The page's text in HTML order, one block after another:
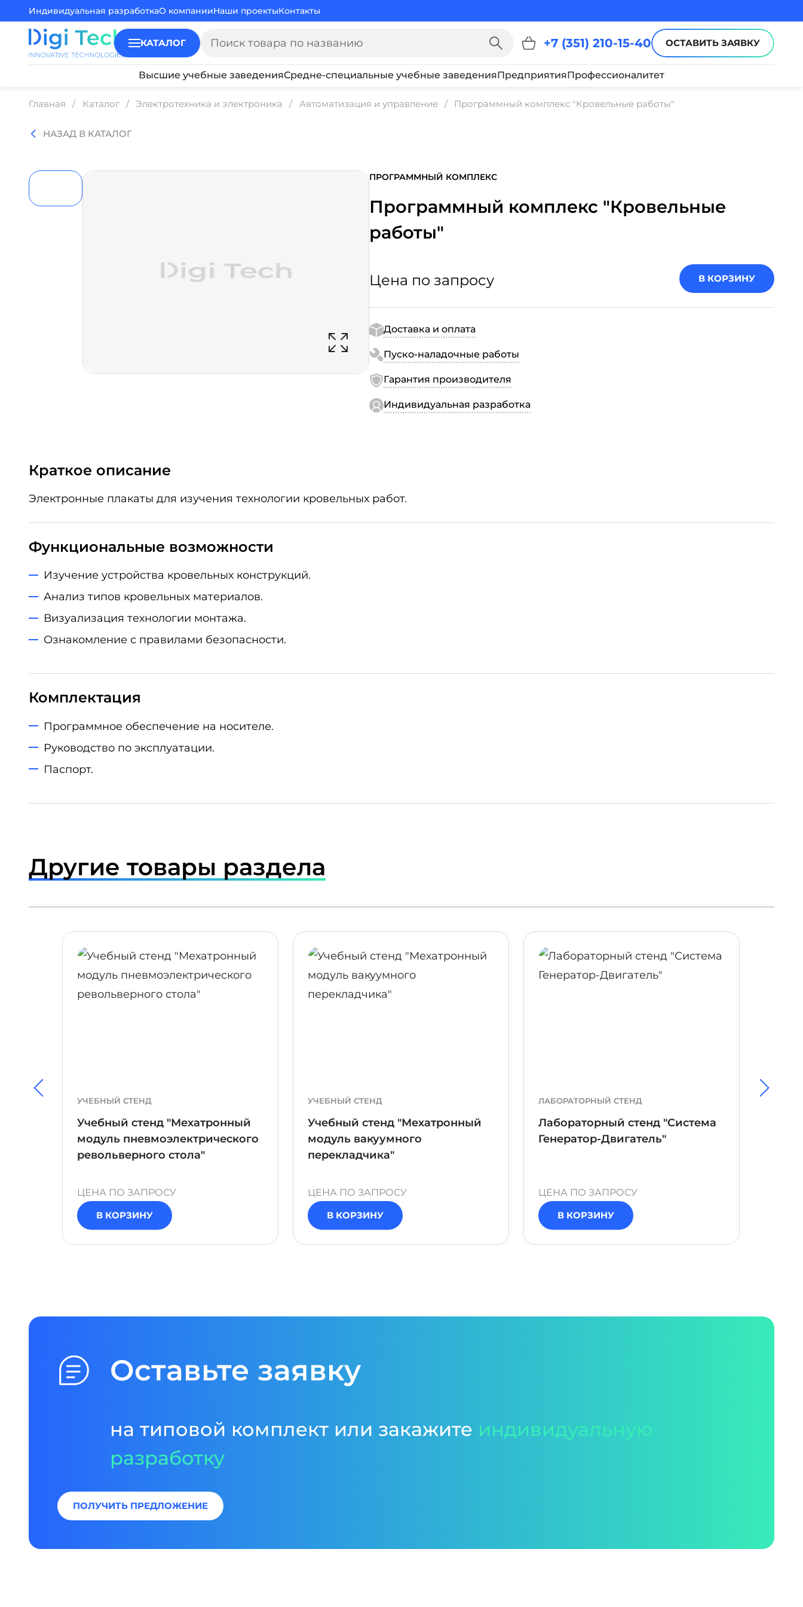
Индивидуальная разработкаО компанииНаши проектыКонтакты
КАТАЛОГ +7 (351) 210-15-40 ОСТАВИТЬ ЗАЯВКУ
Высшие учебные заведенияСредне-специальные учебные заведенияПредприятияПрофессионалитет
Главная Каталог Электротехника и электроника Автоматизация и управление Программный комплекс "Кровельные работы"
НАЗАД В КАТАЛОГ
ПРОГРАММНЫЙ КОМПЛЕКС
Программный комплекс "Кровельные
работы"
Цена по запросу В КОРЗИНУ
Доставка и оплата
Пуско-наладочные работы
Гарантия производителя
Индивидуальная разработка
Краткое описание
Электронные плакаты для изучения технологии кровельных работ.
Функциональные возможности
Изучение устройства кровельных конструкций.
Анализ типов кровельных материалов.
Визуализация технологии монтажа.
Ознакомление с правилами безопасности.
Комплектация
Программное обеспечение на носителе.
Руководство по эксплуатации.
Паспорт.
Другие товары раздела
УЧЕБНЫЙ СТЕНД
Учебный стенд "Мехатронный
модуль пневмоэлектрического
револьверного стола"
ЦЕНА ПО ЗАПРОСУ
В КОРЗИНУ
ПОДРОБНЕЕ
УЧЕБНЫЙ СТЕНД
Учебный стенд "Мехатронный
модуль вакуумного
перекладчика"
ЦЕНА ПО ЗАПРОСУ
В КОРЗИНУ
ПОДРОБНЕЕ
ЛАБОРАТОРНЫЙ СТЕНД
Лабораторный стенд "Система
Генератор-Двигатель"
ЦЕНА ПО ЗАПРОСУ
В КОРЗИНУ
ПОДРОБНЕЕ
Оставьте заявку
на типовой комплект или закажите индивидуальную
разработку
ПОЛУЧИТЬ ПРЕДЛОЖЕНИЕ